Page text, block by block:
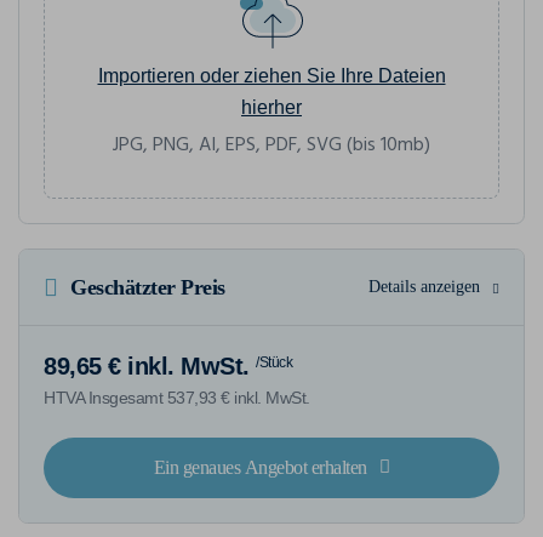
Importieren oder ziehen Sie Ihre Dateien
hierher
JPG, PNG, AI, EPS, PDF, SVG (bis 10mb)
Geschätzter Preis Details anzeigen
89,65 € inkl. MwSt. /Stück
HTVA Insgesamt 537,93 € inkl. MwSt.
Ein genaues Angebot erhalten